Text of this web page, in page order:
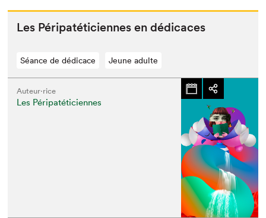
Les Péri­patéti­ci­ennes en dédicaces
Séance de dédicace Jeune adulte
Auteur·rice
Les Péripatéticiennes